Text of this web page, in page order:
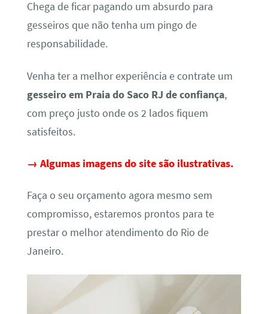
Chega de ficar pagando um absurdo para
gesseiros que não tenha um pingo de
responsabilidade.
Venha ter a melhor experiência e contrate um
gesseiro em Praia do Saco RJ de confiança,
com preço justo onde os 2 lados fiquem
satisfeitos.
→ Algumas imagens do site são ilustrativas.
Faça o seu orçamento agora mesmo sem
compromisso, estaremos prontos para te
prestar o melhor atendimento do Rio de
Janeiro.